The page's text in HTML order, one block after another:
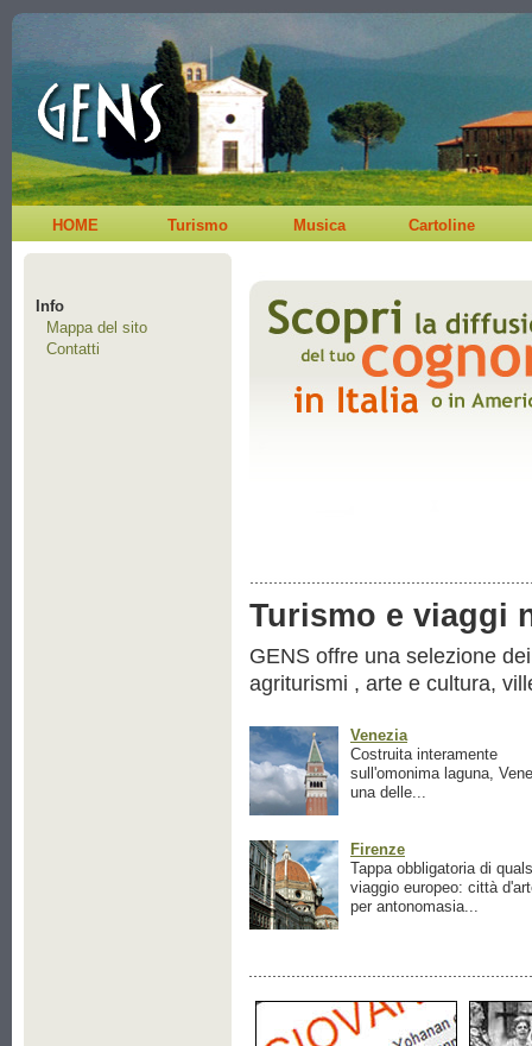
HOME Turismo Musica Cartoline
Info
Mappa del sito
Contatti
Turismo e viaggi
GENS offre una selezione
agriturismi , arte e cultura,
Venezia
Costruita interamente
sull'omonima laguna,
una delle...
Firenze
Tappa obbligatoria di
viaggio europeo: città
per antonomasia...